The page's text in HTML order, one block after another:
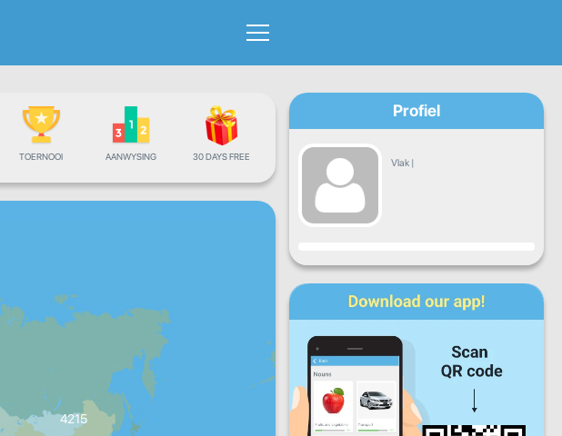
TOERNOOI AANWYSING 30 DAYS FREE
4215
Profiel
Vlak |
Vordering
Maan Woens Don
Sat Son